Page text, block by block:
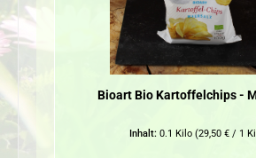
Bioart Bio Kartoffelchips -
Inhalt: 0.1 Kilo (29,50 € / 1